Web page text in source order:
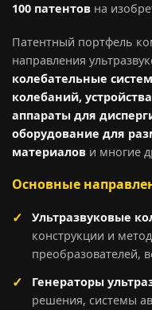
100 патентов на
Патентный портфель
направления
колебательные
колебаний,
аппараты для
оборудование для
материалов и многие
Основные
Ультразвуковые
конструкции и
преобразователей,
Генераторы
решения, системы